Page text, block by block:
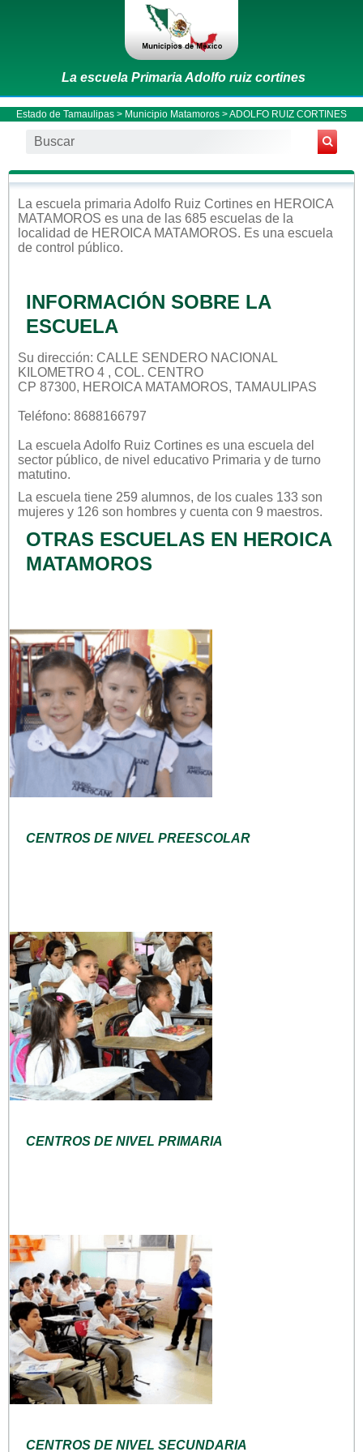
La escuela Primaria Adolfo ruiz cortines
Estado de Tamaulipas > Municipio Matamoros > ADOLFO RUIZ CORTINES
La escuela primaria Adolfo Ruiz Cortines en HEROICA
MATAMOROS es una de las 685 escuelas de la
localidad de HEROICA MATAMOROS. Es una escuela
de control público.
INFORMACIÓN SOBRE LA
ESCUELA
Su dirección: CALLE SENDERO NACIONAL
KILOMETRO 4 , COL. CENTRO
CP 87300, HEROICA MATAMOROS, TAMAULIPAS
Teléfono: 8688166797
La escuela Adolfo Ruiz Cortines es una escuela del
sector público, de nivel educativo Primaria y de turno
matutino.
La escuela tiene 259 alumnos, de los cuales 133 son
mujeres y 126 son hombres y cuenta con 9 maestros.
OTRAS ESCUELAS EN HEROICA
MATAMOROS
CENTROS DE NIVEL PREESCOLAR
CENTROS DE NIVEL PRIMARIA
CENTROS DE NIVEL SECUNDARIA